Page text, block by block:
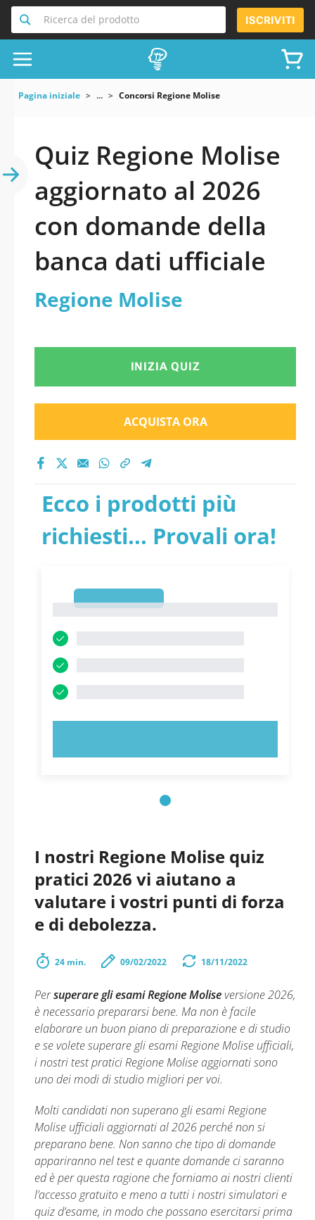
Ricerca del prodotto ISCRIVITI
Pagina iniziale ... Concorsi Regione Molise
Quiz Regione Molise
aggiornato al 2026
con domande della
banca dati ufficiale
Regione Molise
INIZIA QUIZ
ACQUISTA ORA
Ecco i prodotti più
richiesti... Provali ora!
I nostri Regione Molise quiz
pratici 2026 vi aiutano a
valutare i vostri punti di forza
e di debolezza.
24 min. 09/02/2022 18/11/2022
Persuperare gli esami Regione Moliseversione 2026,
è necessario prepararsi bene. Ma non è facile
elaborare un buon piano di preparazione e di studio
e se volete superare gli esami Regione Molise ufficiali,
i nostri test pratici Regione Molise aggiornati sono
uno dei modi di studio migliori per voi.
Molti candidati non superano gli esami Regione
Molise ufficiali aggiornati al 2026 perché non si
preparano bene. Non sanno che tipo di domande
appariranno nel test e quante domande ci saranno
ed è per questa ragione che forniamo ai nostri clienti
l’accesso gratuito e meno a tutti i nostri simulatori e
quiz d’esame, in modo che possano esercitarsi prima